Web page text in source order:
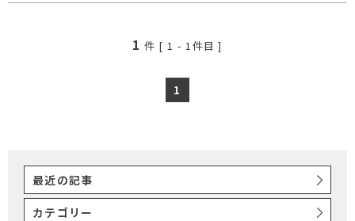
1 件 [1 -1件目 ]
1
最近の記事
カテゴリー